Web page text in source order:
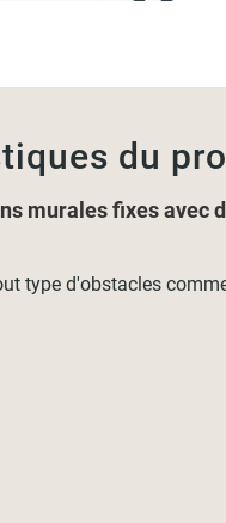
du
murales fixes avec
type d'obstacles